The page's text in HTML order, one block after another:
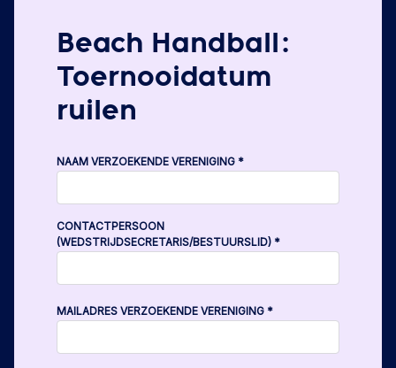
Beach Handball:
Toernooidatum
ruilen
NAAM VERZOEKENDE VERENIGING *
CONTACTPERSOON
(WEDSTRIJDSECRETARIS/BESTUURSLID) *
MAILADRES VERZOEKENDE VERENIGING *